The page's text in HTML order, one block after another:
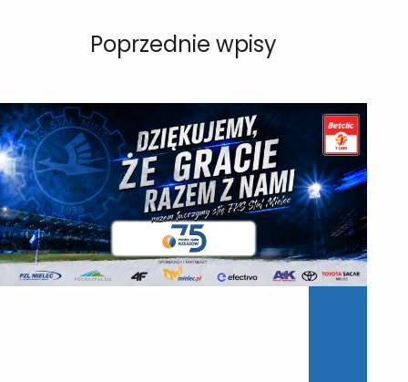
Poprzednie wpisy